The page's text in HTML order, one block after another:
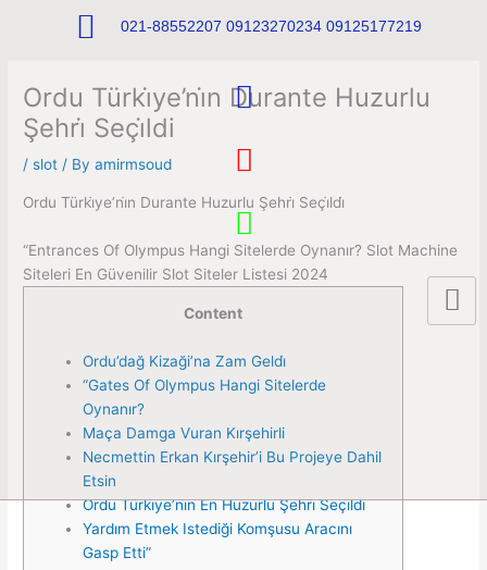
021-88552207 09123270234 09125177219
T
e
l
e
g
r
a
m
I
n
s
t
a
g
a
m
W
h
a
t
a
p
p
Ordu Türki̇ye’ni̇n Durante Huzurlu
Şehri̇ Seçi̇ldi
/slot / Byamirmsoud
Ordu Türki̇ye’ni̇n Durante Huzurlu Şehri̇ Seçi̇ldi̇
“Entrances Of Olympus Hangi Sitelerde Oynanır? Slot Machine
Siteleri En Güvenilir Slot Siteler Listesi 2024
Content
Ordu’dağ Kizaği’na Zam Geldi̇
“Gates Of Olympus Hangi Sitelerde
Oynanır?
Maça Damga Vuran Kırşehirli
Necmettin Erkan Kırşehir’i Bu Projeye Dahil
Etsin
Ordu Türki̇ye’ni̇n En Huzurlu Şehri̇ Seçi̇ldi̇
Yardım Etmek Istediği Komşusu Aracını
Gasp Etti”